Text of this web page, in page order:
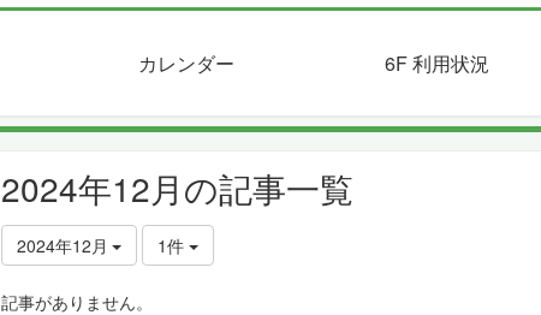
カレンダー 6F 利用状況
2024年12月の記事一覧
2024年12月 1件
記事がありません。